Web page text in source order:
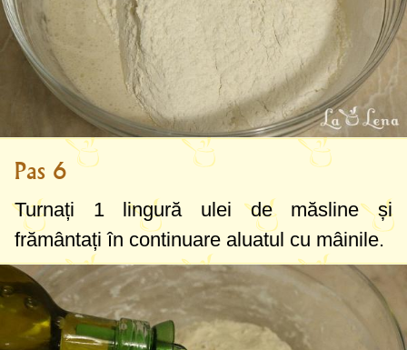
Pas 6
Turnați 1 lingurăulei de măsline și
frământați în continuare aluatul cu mâinile.